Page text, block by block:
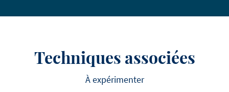
Techniques associées
À expérimenter